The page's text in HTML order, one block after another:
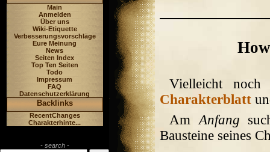
Main
Anmelden
Über uns
Wiki-Etiquette
Verbesserungsvorschläge
Eure Meinung
News
Seiten Index
Top Ten Seiten
Todo
Impressum
FAQ
Datenschutzerklärung
Backlinks
RecentChanges
Charakterhinte...
- search -
Vielleicht
Charakterblatt
Am Anfang
Bausteine seines